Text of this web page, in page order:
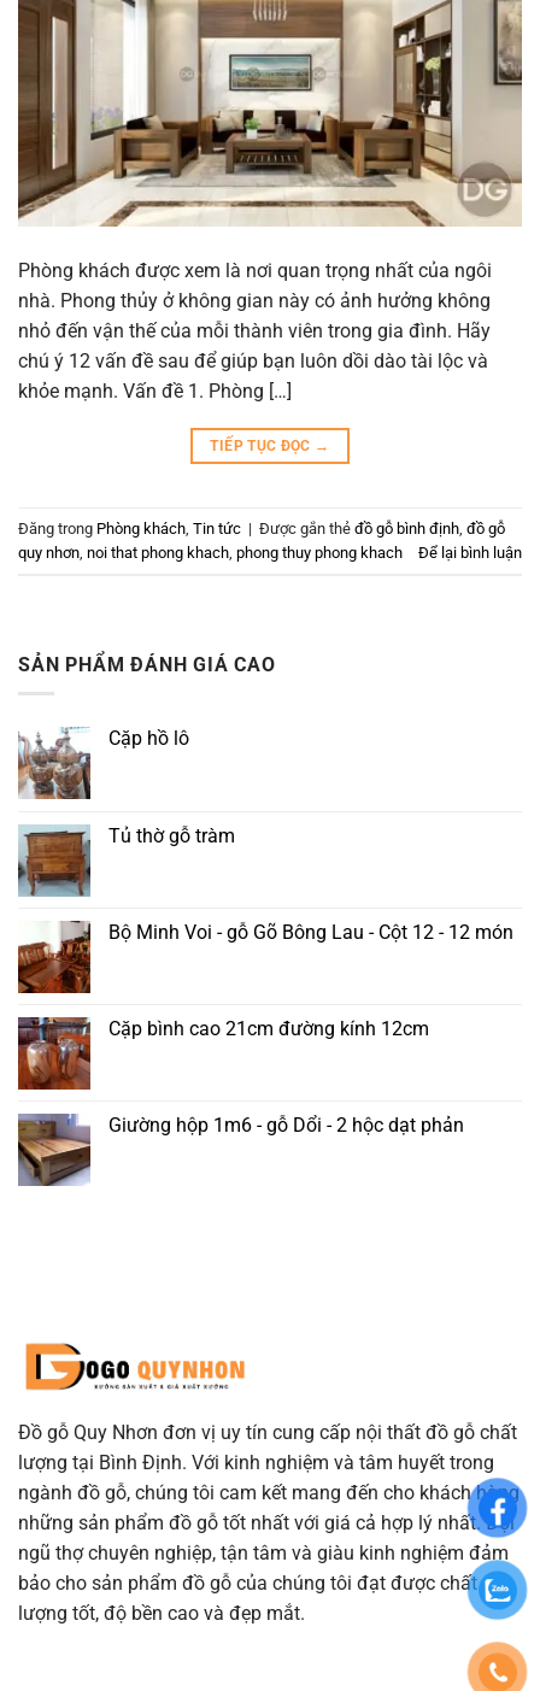
Phòng khách được xem là nơi quan trọng nhất của ngôi
nhà. Phong thủy ở không gian này có ảnh hưởng không
nhỏ đến vận thế của mỗi thành viên trong gia đình. Hãy
chú ý 12 vấn đề sau để giúp bạn luôn dồi dào tài lộc và
khỏe mạnh. Vấn đề 1. Phòng […]
TIẾP TỤC ĐỌC →
Đăng trong Phòng khách Tin tức | Được gắn thẻ đồ gỗ bình định đồ gỗ
quy nhơn noi that phong khach phong thuy phong khach Để lại bình luận
SẢN PHẨM ĐÁNH GIÁ CAO
Cặp hồ lô
Tủ thờ gỗ tràm
Bộ Minh Voi - gỗ Gõ Bông Lau - Cột 12 - 12 món
Cặp bình cao 21cm đường kính 12cm
Giường hộp 1m6 - gỗ Dổi - 2 hộc dạt phản
Đồ gỗ Quy Nhơn đơn vị uy tín cung cấp nội thất đồ gỗ chất
lượng tại Bình Định. Với kinh nghiệm và tâm huyết trong
ngành đồ gỗ, chúng tôi cam kết mang đến cho khách hàng
những sản phẩm đồ gỗ tốt nhất với giá cả hợp lý nhất. Đội
ngũ thợ chuyên nghiệp, tận tâm và giàu kinh nghiệm đảm
bảo cho sản phẩm đồ gỗ của chúng tôi đạt được chất
lượng tốt, độ bền cao và đẹp mắt.